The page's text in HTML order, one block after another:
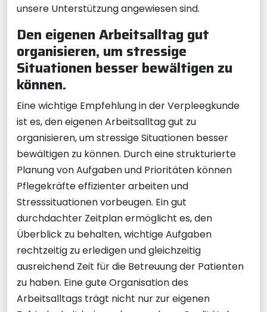
unsere Unterstützung angewiesen sind.
Den eigenen Arbeitsalltag gut
organisieren, um stressige
Situationen besser bewältigen zu
können.
Eine wichtige Empfehlung in der Verpleegkunde
ist es, den eigenen Arbeitsalltag gut zu
organisieren, um stressige Situationen besser
bewältigen zu können. Durch eine strukturierte
Planung von Aufgaben und Prioritäten können
Pflegekräfte effizienter arbeiten und
Stresssituationen vorbeugen. Ein gut
durchdachter Zeitplan ermöglicht es, den
Überblick zu behalten, wichtige Aufgaben
rechtzeitig zu erledigen und gleichzeitig
ausreichend Zeit für die Betreuung der Patienten
zu haben. Eine gute Organisation des
Arbeitsalltags trägt nicht nur zur eigenen